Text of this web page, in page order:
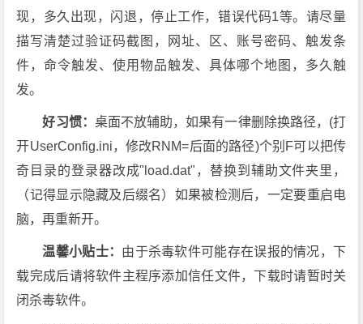
现，多久出现，闪退，停止工作，错误代码1等。请尽量
描写清楚过验证码截图，网址、区、账号密码、触发条
件，命令触发、使用物品触发、具体哪个地图，多久触
发。
好习惯： 桌面不放辅助，如果有一律删除换路径，(打
开UserConfig.ini，修改RNM=后面的路径)个别F可以把传
奇目录的登录器改成"load.dat"，替换到辅助文件夹里，
（记得显示隐藏及后缀名）如果被检测后，一定要重启电
脑，再重新开。
温馨小贴士： 由于杀毒软件可能存在误报的情况，下
载完成后请将软件主程序添加信任文件，下载时请暂时关
闭杀毒软件。